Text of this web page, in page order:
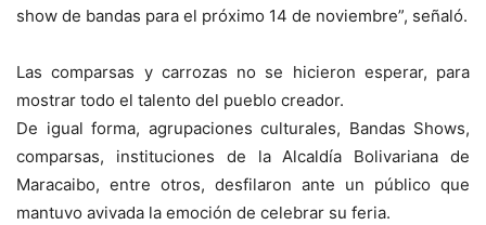
show de bandas para el próximo 14 de noviembre”, señaló.
Las comparsas y carrozas no se hicieron esperar, para
mostrar todo el talento del pueblo creador.
De igual forma, agrupaciones culturales, Bandas Shows,
comparsas, instituciones de la Alcaldía Bolivariana de
Maracaibo, entre otros, desfilaron ante un público que
mantuvo avivada la emoción de celebrar su feria.